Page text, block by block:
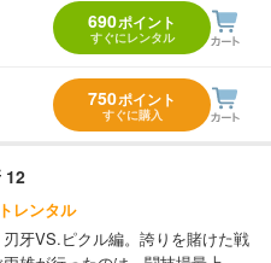
690ポイント
すぐにレンタル
750ポイント
すぐに購入
12
レンタル
牙VS.ピクル編。誇りを賭けた戦